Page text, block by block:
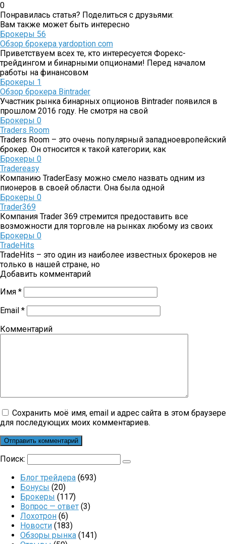
0
Понравилась статья? Поделиться с друзьями:
Вам также может быть интересно
Брокеры 56
Обзор брокера yardoption com
Приветствуем всех те, кто интересуется Форекс-
трейдингом и бинарными опционами! Перед началом
работы на финансовом
Брокеры 1
Обзор брокера Bintrader
Участник рынка бинарных опционов Bintrader появился в
прошлом 2016 году. Не смотря на свой
Брокеры 0
Traders Room
Traders Room – это очень популярный западноевропейский
брокер. Он относится к такой категории, как
Брокеры 0
Tradereasy
Компанию TraderEasy можно смело назвать одним из
пионеров в своей области. Она была одной
Брокеры 0
Trader369
Компания Trader 369 стремится предоставить все
возможности для торговле на рынках любому из своих
Брокеры 0
TradeHits
TradeHits – это один из наиболее известных брокеров не
только в нашей стране, но
Добавить комментарий
Имя *
Email *
Комментарий
Сохранить моё имя, email и адрес сайта в этом браузере
для последующих моих комментариев.
Поиск:
Блог трейдера (693)
Бонусы (20)
Брокеры (117)
Вопрос — ответ (3)
Лохотрон (6)
Новости (183)
Обзоры рынка (141)